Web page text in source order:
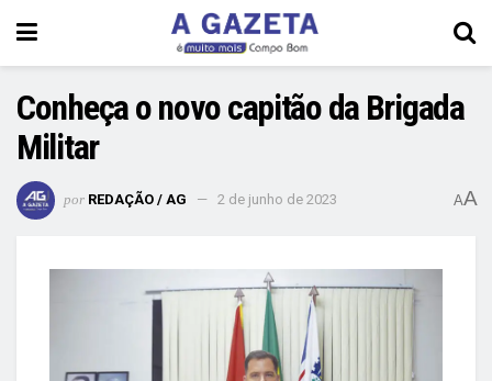
Conheça o novo capitão da Brigada
Militar
por REDAÇÃO / AG 2 de junho de 2023 AA